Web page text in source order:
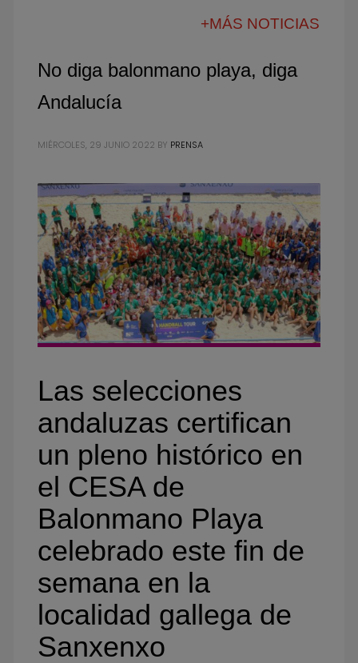
+MÁS NOTICIAS
No diga balonmano playa, diga
Andalucía
MIÉRCOLES, 29 JUNIO 2022 BY PRENSA
Las selecciones
andaluzas certifican
un pleno histórico en
el CESA de
Balonmano Playa
celebrado este fin de
semana en la
localidad gallega de
Sanxenxo